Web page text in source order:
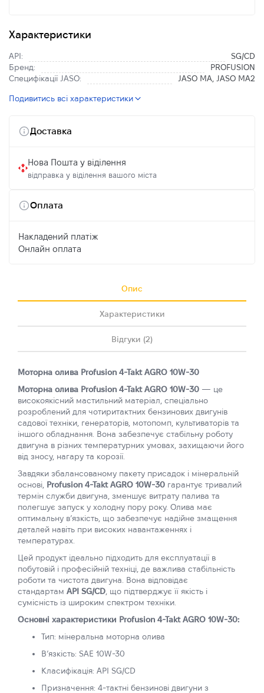
Характеристики
API:
SG/CD
Бренд:
PROFUSION
Специфікації JASO:
JASO MA, JASO MA2
Подивитись всі характеристики
Доставка
Нова Пошта у віділення
відправка у віділення вашого міста
Оплата
Накладений платіж
Онлайн оплата
Опис
Характеристики
Відгуки (2)
Моторна олива Profusion 4-Takt AGRO 10W-30
Моторна олива Profusion 4-Takt AGRO 10W-30 — це
високоякісний мастильний матеріал, спеціально
розроблений для чотиритактних бензинових двигунів
садової техніки, генераторів, мотопомп, культиваторів та
іншого обладнання. Вона забезпечує стабільну роботу
двигуна в різних температурних умовах, захищаючи його
від зносу, нагару та корозії.
Завдяки збалансованому пакету присадок і мінеральній
основі, Profusion 4-Takt AGRO 10W-30 гарантує тривалий
термін служби двигуна, зменшує витрату палива та
полегшує запуск у холодну пору року. Олива має
оптимальну в’язкість, що забезпечує надійне змащення
деталей навіть при високих навантаженнях і
температурах.
Цей продукт ідеально підходить для експлуатації в
побутовій і професійній техніці, де важлива стабільність
роботи та чистота двигуна. Вона відповідає
стандартам API SG/CD , що підтверджує її якість і
сумісність із широким спектром техніки.
Основні характеристики Profusion 4-Takt AGRO 10W-30:
Тип: мінеральна моторна олива
В’язкість: SAE 10W-30
Класифікація: API SG/CD
Призначення: 4-тактні бензинові двигуни з